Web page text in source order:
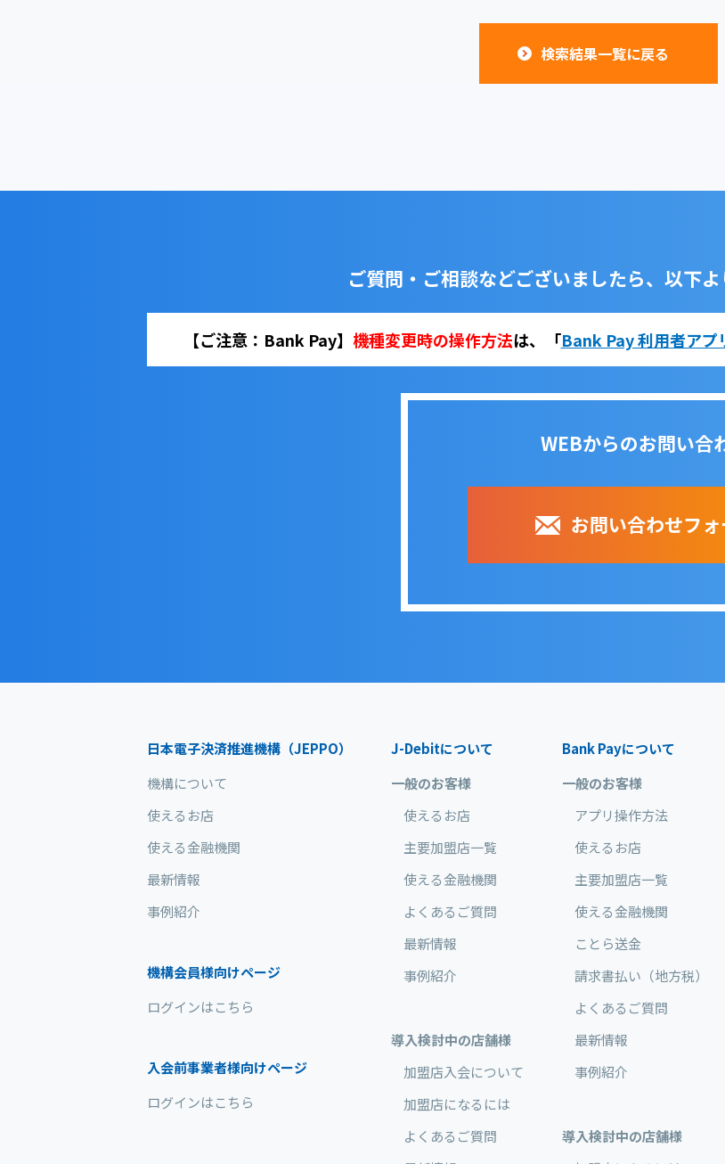
検索結果一覧に戻る
ご質問・ご相談などございましたら、 以下よ
【ご注意：Bank Pay】 機種変更時の操作方法は、 「Bank Pay 利用者ア
WEBからのお問い合
お問い合わせフォ
日本電子決済推進機構（JEPPO）
機構について
使えるお店
使える金融機関
最新情報
事例紹介
機構会員様向けページ
ログインはこちら
入会前事業者様向けページ
ログインはこちら
J-Debitについて
一般のお客様
使えるお店
主要加盟店一覧
使える金融機関
よくあるご質問
最新情報
事例紹介
導入検討中の店舗様
加盟店入会について
加盟店になるには
よくあるご質問
Bank Payについて
一般のお客様
アプリ操作方法
使えるお店
主要加盟店一覧
使える金融機関
ことら送金
請求書払い（地方税）
よくあるご質問
最新情報
事例紹介
導入検討中の店舗様